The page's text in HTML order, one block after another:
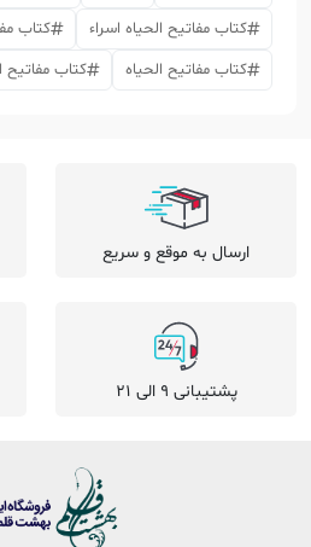
کتاب مفاتیح الحیاه اسراء
کتاب
کتاب مفاتیح الحیاه
کتاب مفاتیح
ارسال به موقع و سریع
پشتیبانی 9 الی 21